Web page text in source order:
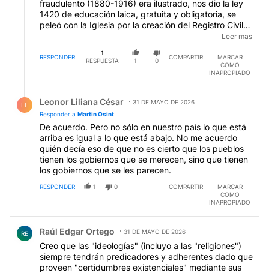
fraudulento (1880-1916) era ilustrado, nos dio la ley
1420 de educación laica, gratuita y obligatoria, se
peleó con la Iglesia por la creación del Registro Civil
llegándose a romper relaciones con el Vaticano
pero...evitaban al sufragio universal como peste y
veían como masa inculta al yrigoyenismo. Por
izquierda los socialistas (gente más que ilustrada)
radicales yrigoyenistas). Y con la aparición del
peronismo las facciones ilustradas (tanto la derecha
conservadora como la de izquierda socialista)
también estuvieron enfrentadas o separadas de las
masa. Dicho esto sin tomar partido por ninguna de los
dos pues en estas tierras élites y masas tienen
correspondencia en sus defectos ("Lo que está arriba
es igual a lo que está abajo").
Leer mas
RESPONDER
1
RESPUESTA
1 0
COMPARTIR
MARCAR
COMO
INAPROPIADO
LL Leonor Liliana César
31 DE MAYO DE 2026
Responder a Martin Osint
De acuerdo. Pero no sólo en nuestro país lo que está
arriba es igual a lo que está abajo. No me acuerdo
quién decía eso de que no es cierto que los pueblos
tienen los gobiernos que se merecen, sino que tienen
los gobiernos que se les parecen.
RESPONDER 1 0 COMPARTIR
MARCAR
COMO
INAPROPIADO
RE Raúl Edgar Ortego 31 DE MAYO DE 2026
Creo que las "ideologías" (incluyo a las "religiones")
siempre tendrán predicadores y adherentes dado que
proveen "certidumbres existenciales" mediante sus